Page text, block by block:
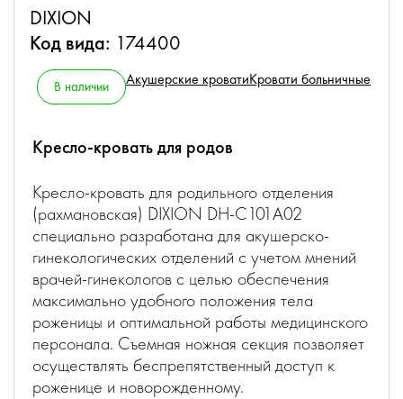
DIXION
Код вида: 174400
В наличии Акушерские кроватиКровати больничные
Кресло-кровать для родов
Кресло-кровать для родильного отделения
(рахмановcкая) DIXION DH-C101A02
специально разработана для акушерско-
гинекологических отделений с учетом мнений
врачей-гинекологов с целью обеспечения
максимально удобного положения тела
роженицы и оптимальной работы медицинского
персонала. Съемная ножная секция позволяет
осуществлять беспрепятственный доступ к
роженице и новорожденному.